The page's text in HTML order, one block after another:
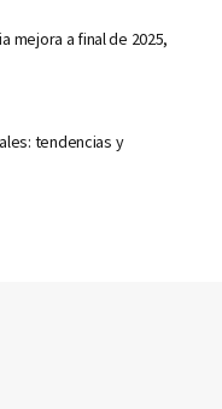
mejora a final de 2025,
tendencias y